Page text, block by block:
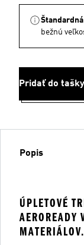
bežnú
Pridať do tašky
Popis
ÚPLETOVÉ
AEROREADY
MATERIÁLOV.